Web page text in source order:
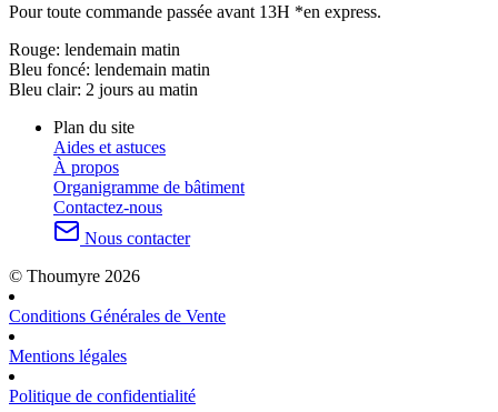
Pour toute commande passée avant 13H *en express.
Rouge: lendemain matin
Bleu foncé: lendemain matin
Bleu clair: 2 jours au matin
Plan du site
Aides et astuces
À propos
Organigramme de bâtiment
Contactez-nous
Nous contacter
© Thoumyre 2026
Conditions Générales de Vente
Mentions légales
Politique de confidentialité